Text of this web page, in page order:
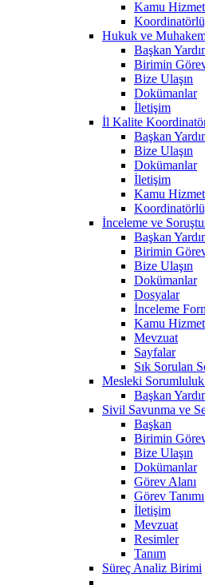
Kamu Hizmet
Hukuk ve
Başkan
Birimin
Bize Ulaşın
Dokümanlar
İletişim
İl Kalite
Başkan
Bize Ulaşın
Dokümanlar
İletişim
Kamu Hizmet
İnceleme ve
Başkan
Birimin
Bize Ulaşın
Dokümanlar
Dosyalar
İnceleme
Kamu Hizmet
Mevzuat
Sayfalar
Sık Sorulan
Mesleki
Başkan
Sivil Savunma ve
Başkan
Birimin
Bize Ulaşın
Dokümanlar
Görev Alanı
Görev Tanımı
İletişim
Mevzuat
Resimler
Tanım
Süreç Analiz Birimi